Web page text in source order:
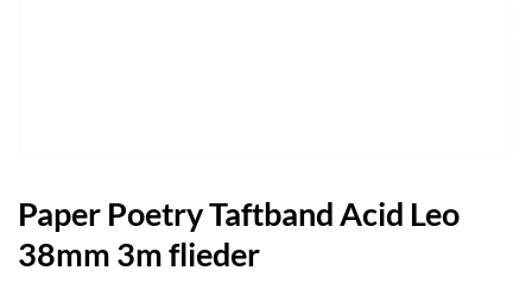
Paper Poetry Taftband Acid Leo
38mm 3m flieder